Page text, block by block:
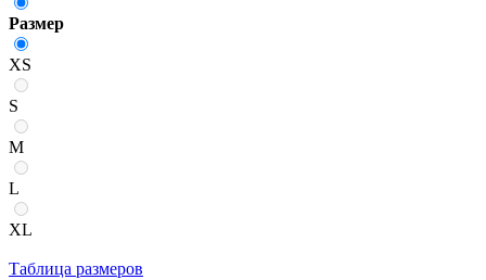
Размер
XS
S
M
L
XL
Таблица размеров